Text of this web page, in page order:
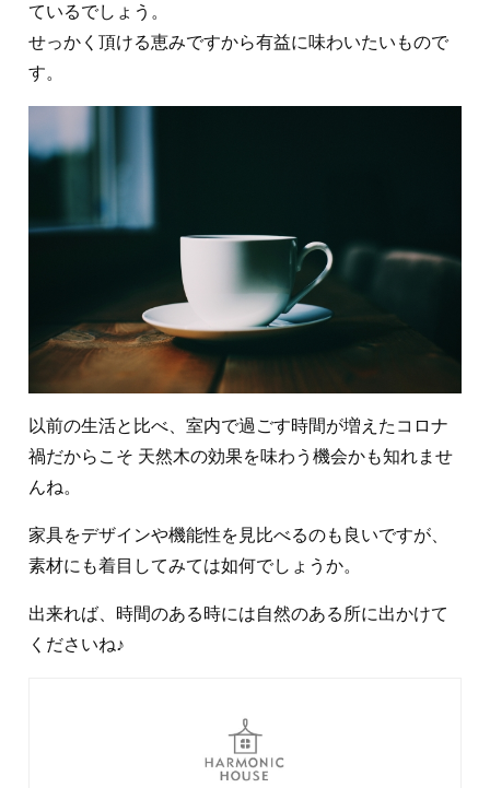
ているでしょう。
せっかく頂ける恵みですから有益に味わいたいもので
す。
以前の生活と比べ、室内で過ごす時間が増えたコロナ
禍だからこそ 天然木の効果を味わう機会かも知れませ
んね。
家具をデザインや機能性を見比べるのも良いですが、
素材にも着目してみては如何でしょうか。
出来れば、時間のある時には自然のある所に出かけて
くださいね♪